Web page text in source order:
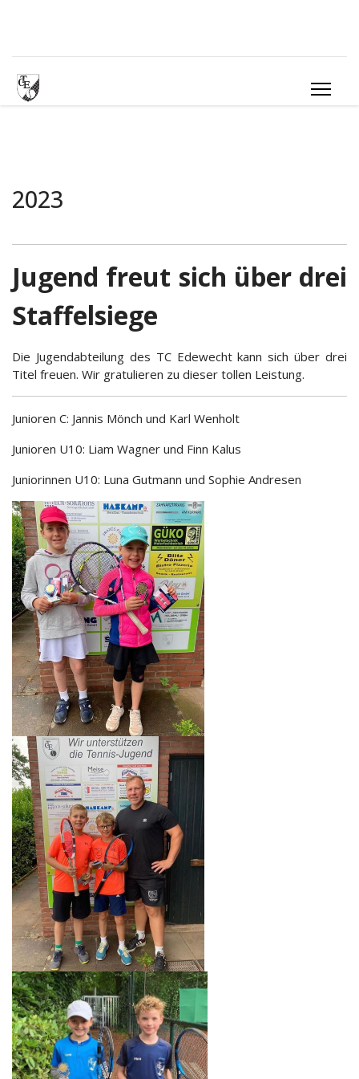
2023
Jugend freut sich über drei
Staffelsiege
Die Jugendabteilung des TC Edewecht kann sich über drei
Titel freuen. Wir gratulieren zu dieser tollen Leistung.
Junioren C: Jannis Mönch und Karl Wenholt
Junioren U10: Liam Wagner und Finn Kalus
Juniorinnen U10: Luna Gutmann und Sophie Andresen